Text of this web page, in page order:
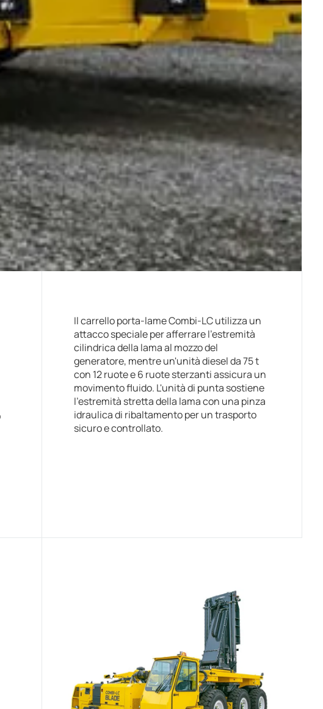
Il carrello porta-lame Combi-LC utilizza un
attacco speciale per afferrare l'estremità
cilindrica della lama al mozzo del
generatore, mentre un'unità diesel da 75 t
con 12 ruote e 6 ruote sterzanti assicura un
movimento fluido. L'unità di punta sostiene
l'estremità stretta della lama con una pinza
idraulica di ribaltamento per un trasporto
sicuro e controllato.